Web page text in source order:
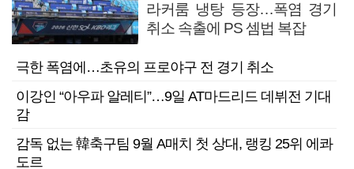
라커룸 냉탕 등장…폭염 경기
취소 속출에 PS 셈법 복잡
극한 폭염에…초유의 프로야구 전 경기 취소
이강인 “아우파 알레티”…9일 AT마드리드 데뷔전 기대
감
감독 없는 韓축구팀 9월 A매치 첫 상대, 랭킹 25위 에콰
도르